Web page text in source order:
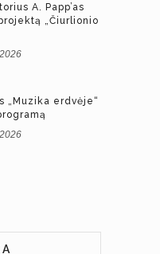
A. Papp’as
„Čiurlionio
„Muzika erdvėje“